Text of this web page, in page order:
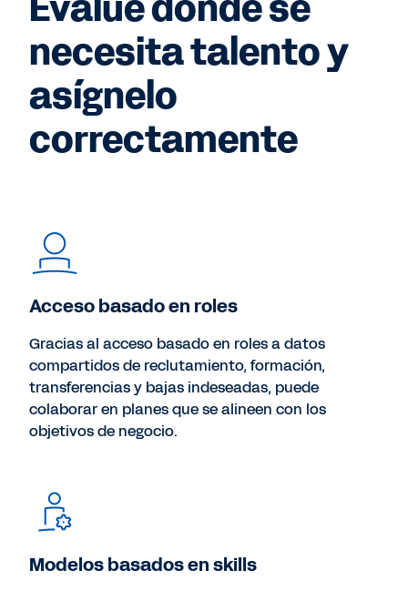
necesita talento y
asígnelo
correctamente
Acceso basado en roles
Gracias al acceso basado en roles a datos
compartidos de reclutamiento, formación,
transferencias y bajas indeseadas, puede
colaborar en planes que se alineen con los
objetivos de negocio.
Modelos basados en skills